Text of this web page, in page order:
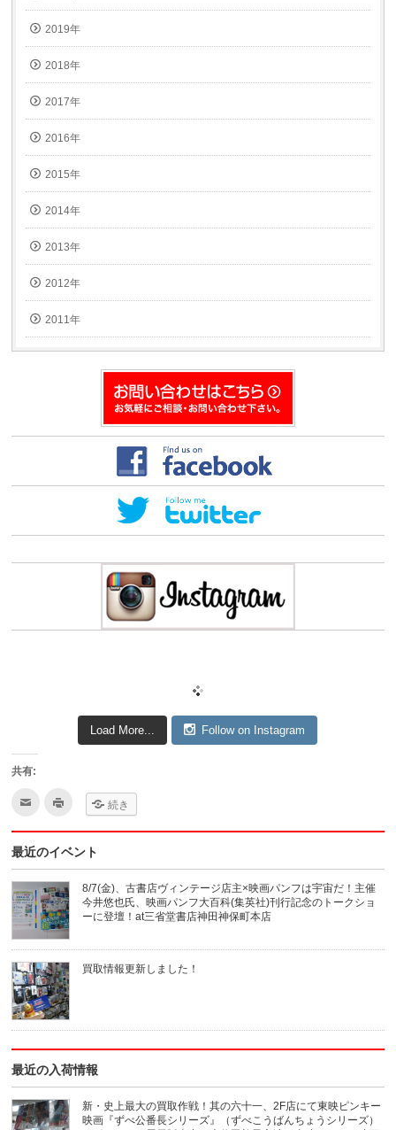
2019年
2018年
2017年
2016年
2015年
2014年
2013年
2012年
2011年
Load More... Follow on Instagram
共有:
ク
し
て
達
へ
メ
ー
ル
で
送
信
(新
し
い
ウ
ィ
ン
ド
ウ
開
き
ま
す)
ク
て
刷
(新
し
い
ウ
ィ
ン
ド
ウ
で
開
き
ま
す)
続き
最近のイベント
8/7(金)、古書店ヴィンテージ店主×映画パンフは宇宙だ！主催
今井悠也氏、映画パンフ大百科(集英社)刊行記念のトークショ
ーに登壇！at三省堂書店神田神保町本店
買取情報更新しました！
最近の入荷情報
新・史上最大の買取作戦！其の六十一、2F店にて東映ピンキー
映画『ずべ公番長シリーズ』（ずべこうばんちょうシリーズ）